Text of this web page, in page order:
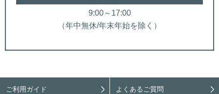
9:00～17:00
（年中無休/年末年始を除く）
ご利用ガイド よくあるご質問